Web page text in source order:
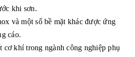
khi sơn.
và một số bề mặt khác được ứng
cáo.
cơ khí trong ngành công nghiệp phụ